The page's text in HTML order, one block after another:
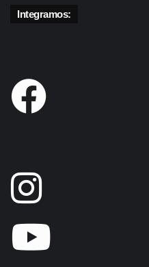
Integramos: